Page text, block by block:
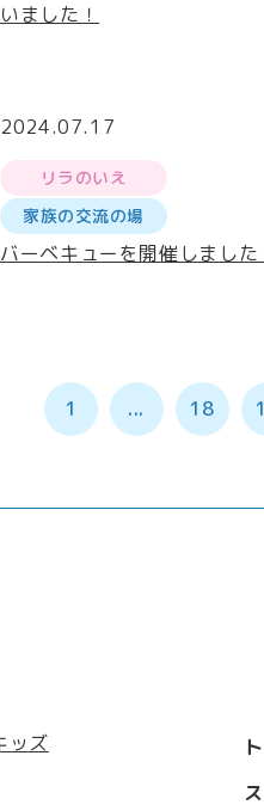
いました！
2024.07.17
リラのいえ
家族の交流の場
バーベキューを開催しました
1 ... 18